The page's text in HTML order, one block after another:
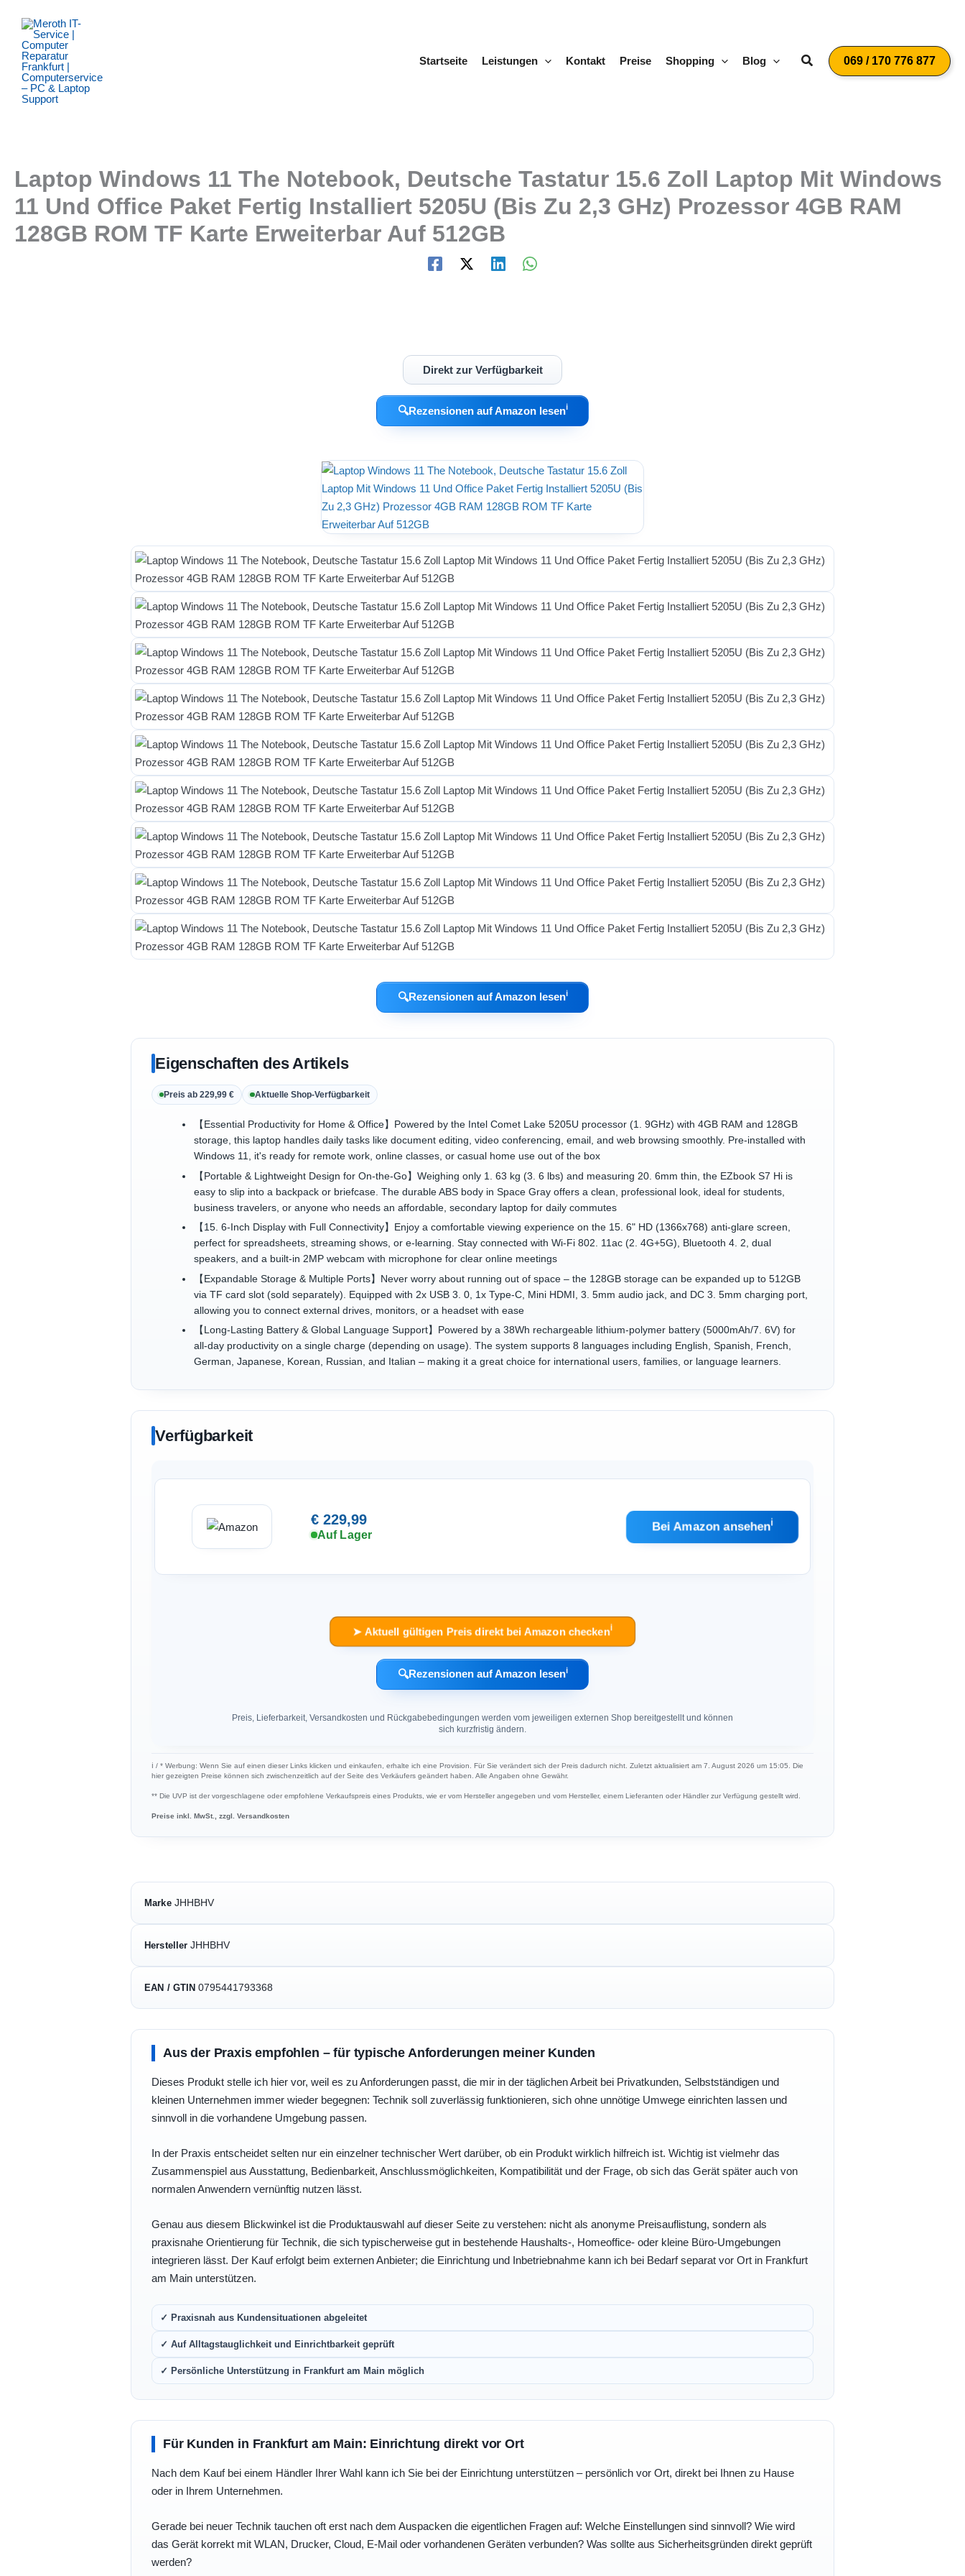
Inhalt
springen
Startseite
Leistungen Kontakt Preise Shopping Blog Suchen069 / 170 776 877
Laptop Windows 11 The Notebook, Deutsche Tastatur 15.6 Zoll Laptop Mit Windows
11 Und Office Paket Fertig Installiert 5205U (Bis Zu 2,3 GHz) Prozessor 4GB RAM
128GB ROM TF Karte Erweiterbar Auf 512GB
Direkt zur Verfügbarkeit
🔍Rezensionen auf Amazon lesenℹ︎
🔍Rezensionen auf Amazon lesenℹ︎
Eigenschaften des Artikels
Preis ab 229,99 € Aktuelle Shop-Verfügbarkeit
【Essential Productivity for Home & Office】Powered by the Intel Comet Lake 5205U processor (1. 9GHz) with 4GB RAM and 128GB
storage, this laptop handles daily tasks like document editing, video conferencing, email, and web browsing smoothly. Pre-installed with
Windows 11, it's ready for remote work, online classes, or casual home use out of the box
【Portable & Lightweight Design for On-the-Go】Weighing only 1. 63 kg (3. 6 lbs) and measuring 20. 6mm thin, the EZbook S7 Hi is
easy to slip into a backpack or briefcase. The durable ABS body in Space Gray offers a clean, professional look, ideal for students,
business travelers, or anyone who needs an affordable, secondary laptop for daily commutes
【15. 6-Inch Display with Full Connectivity】Enjoy a comfortable viewing experience on the 15. 6" HD (1366x768) anti-glare screen,
perfect for spreadsheets, streaming shows, or e-learning. Stay connected with Wi-Fi 802. 11ac (2. 4G+5G), Bluetooth 4. 2, dual
speakers, and a built-in 2MP webcam with microphone for clear online meetings
【Expandable Storage & Multiple Ports】Never worry about running out of space – the 128GB storage can be expanded up to 512GB
via TF card slot (sold separately). Equipped with 2x USB 3. 0, 1x Type-C, Mini HDMI, 3. 5mm audio jack, and DC 3. 5mm charging port,
allowing you to connect external drives, monitors, or a headset with ease
【Long-Lasting Battery & Global Language Support】Powered by a 38Wh rechargeable lithium-polymer battery (5000mAh/7. 6V) for
all-day productivity on a single charge (depending on usage). The system supports 8 languages including English, Spanish, French,
German, Japanese, Korean, Russian, and Italian – making it a great choice for international users, families, or language learners.
Verfügbarkeit
€ 229,99
Auf Lager
Bei Amazon ansehenℹ︎
➤ Aktuell gültigen Preis direkt bei Amazon checkenℹ︎
🔍Rezensionen auf Amazon lesenℹ︎
Preis, Lieferbarkeit, Versandkosten und Rückgabebedingungen werden vom jeweiligen externen Shop bereitgestellt und können
sich kurzfristig ändern.
ℹ︎ / * Werbung: Wenn Sie auf einen dieser Links klicken und einkaufen, erhalte ich eine Provision. Für Sie verändert sich der Preis dadurch nicht. Zuletzt aktualisiert am 7. August 2026 um 15:05. Die
hier gezeigten Preise können sich zwischenzeitlich auf der Seite des Verkäufers geändert haben. Alle Angaben ohne Gewähr.
** Die UVP ist der vorgeschlagene oder empfohlene Verkaufspreis eines Produkts, wie er vom Hersteller angegeben und vom Hersteller, einem Lieferanten oder Händler zur Verfügung gestellt wird.
Preise inkl. MwSt., zzgl. Versandkosten
Marke JHHBHV
Hersteller JHHBHV
EAN / GTIN 0795441793368
Aus der Praxis empfohlen – für typische Anforderungen meiner Kunden
Dieses Produkt stelle ich hier vor, weil es zu Anforderungen passt, die mir in der täglichen Arbeit bei Privatkunden, Selbstständigen und
kleinen Unternehmen immer wieder begegnen: Technik soll zuverlässig funktionieren, sich ohne unnötige Umwege einrichten lassen und
sinnvoll in die vorhandene Umgebung passen.
In der Praxis entscheidet selten nur ein einzelner technischer Wert darüber, ob ein Produkt wirklich hilfreich ist. Wichtig ist vielmehr das
Zusammenspiel aus Ausstattung, Bedienbarkeit, Anschlussmöglichkeiten, Kompatibilität und der Frage, ob sich das Gerät später auch von
normalen Anwendern vernünftig nutzen lässt.
Genau aus diesem Blickwinkel ist die Produktauswahl auf dieser Seite zu verstehen: nicht als anonyme Preisauflistung, sondern als
praxisnahe Orientierung für Technik, die sich typischerweise gut in bestehende Haushalts-, Homeoffice- oder kleine Büro-Umgebungen
integrieren lässt. Der Kauf erfolgt beim externen Anbieter; die Einrichtung und Inbetriebnahme kann ich bei Bedarf separat vor Ort in Frankfurt
am Main unterstützen.
✓ Praxisnah aus Kundensituationen abgeleitet
✓ Auf Alltagstauglichkeit und Einrichtbarkeit geprüft
✓ Persönliche Unterstützung in Frankfurt am Main möglich
Für Kunden in Frankfurt am Main: Einrichtung direkt vor Ort
Nach dem Kauf bei einem Händler Ihrer Wahl kann ich Sie bei der Einrichtung unterstützen – persönlich vor Ort, direkt bei Ihnen zu Hause
oder in Ihrem Unternehmen.
Gerade bei neuer Technik tauchen oft erst nach dem Auspacken die eigentlichen Fragen auf: Welche Einstellungen sind sinnvoll? Wie wird
das Gerät korrekt mit WLAN, Drucker, Cloud, E-Mail oder vorhandenen Geräten verbunden? Was sollte aus Sicherheitsgründen direkt geprüft
werden?